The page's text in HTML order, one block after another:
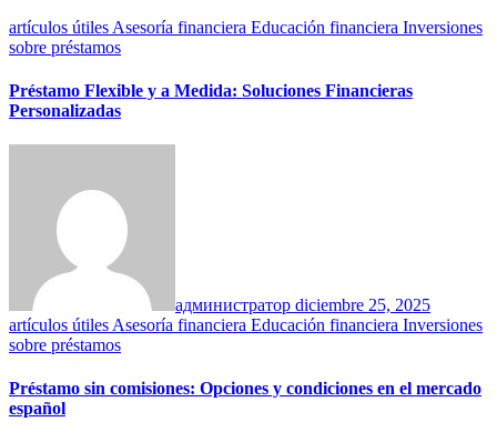
artículos útiles Asesoría financiera Educación financiera Inversiones
sobre préstamos
Préstamo Flexible y a Medida: Soluciones Financieras
Personalizadas
администратор diciembre 25, 2025
artículos útiles Asesoría financiera Educación financiera Inversiones
sobre préstamos
Préstamo sin comisiones: Opciones y condiciones en el mercado
español